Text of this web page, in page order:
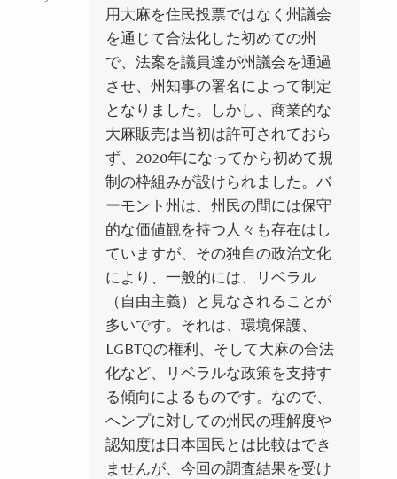
用大麻を住民投票ではなく州議会
を通じて合法化した初めての州
で、法案を議員達が州議会を通過
させ、州知事の署名によって制定
となりました。しかし、商業的な
大麻販売は当初は許可されておら
ず、2020年になってから初めて規
制の枠組みが設けられました。バ
ーモント州は、州民の間には保守
的な価値観を持つ人々も存在はし
ていますが、その独自の政治文化
により、一般的には、リベラル
（自由主義）と見なされることが
多いです。それは、環境保護、
LGBTQの権利、そして大麻の合法
化など、リベラルな政策を支持す
る傾向によるものです。なので、
ヘンプに対しての州民の理解度や
認知度は日本国民とは比較はでき
ませんが、今回の調査結果を受け